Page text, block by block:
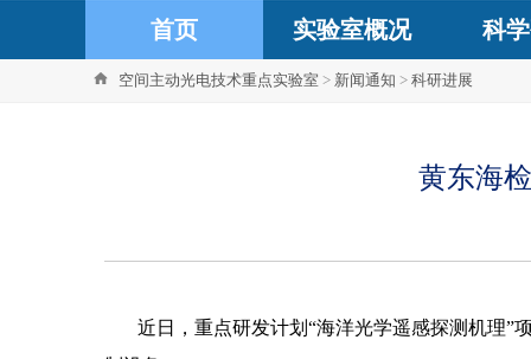
首页 实验室概况 科
空间主动光电技术重点实验室 > 新闻通知 > 科研进展
黄东海
近日，重点研发计划 “海洋光学遥感探测机理”